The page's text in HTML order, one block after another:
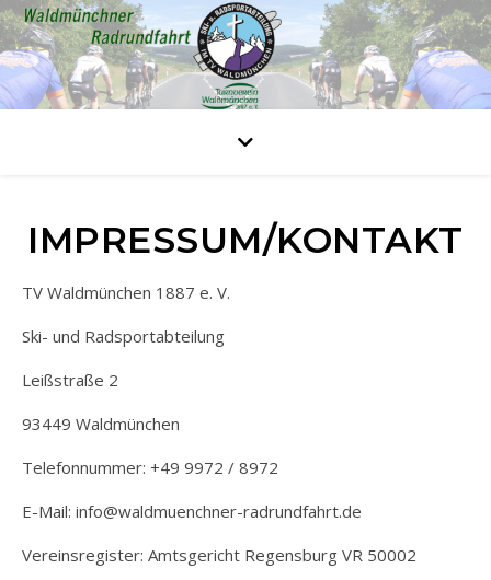
IMPRESSUM/KONTAKT
TV Waldmünchen 1887 e. V.
Ski- und Radsportabteilung
Leißstraße 2
93449 Waldmünchen
Telefonnummer: +49 9972 / 8972
E-Mail: info@waldmuenchner-radrundfahrt.de
Vereinsregister: Amtsgericht Regensburg VR 50002